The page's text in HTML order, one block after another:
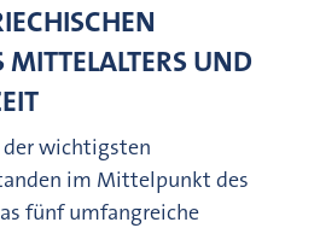
UND
der wichtigsten
im Mittelpunkt des
fünf umfangreiche